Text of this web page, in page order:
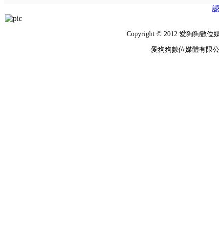
Copyright © 2012 愛狗狗數位
愛狗狗數位媒體有限